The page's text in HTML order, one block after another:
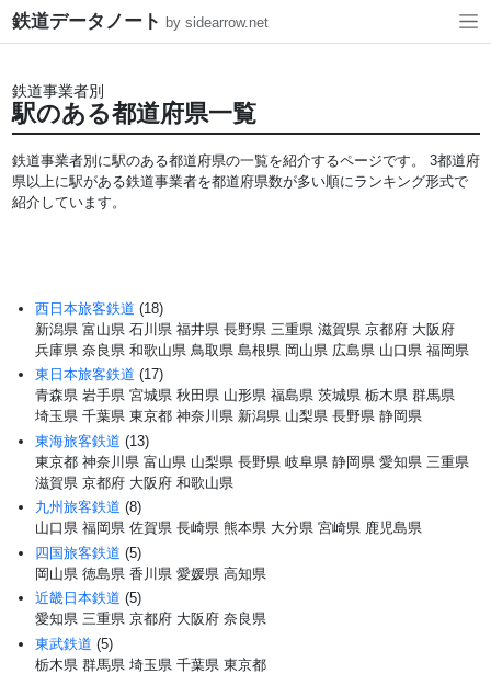
鉄道データノート by sidearrow.net
鉄道事業者別
駅のある都道府県一覧
鉄道事業者別に駅のある都道府県の一覧を紹介するページです。 3都道府
県以上に駅がある鉄道事業者を都道府県数が多い順にランキング形式で
紹介しています。
西日本旅客鉄道 (18)
新潟県 富山県 石川県 福井県 長野県 三重県 滋賀県 京都府 大阪府
兵庫県 奈良県 和歌山県 鳥取県 島根県 岡山県 広島県 山口県 福岡県
東日本旅客鉄道 (17)
青森県 岩手県 宮城県 秋田県 山形県 福島県 茨城県 栃木県 群馬県
埼玉県 千葉県 東京都 神奈川県 新潟県 山梨県 長野県 静岡県
東海旅客鉄道 (13)
東京都 神奈川県 富山県 山梨県 長野県 岐阜県 静岡県 愛知県 三重県
滋賀県 京都府 大阪府 和歌山県
九州旅客鉄道 (8)
山口県 福岡県 佐賀県 長崎県 熊本県 大分県 宮崎県 鹿児島県
四国旅客鉄道 (5)
岡山県 徳島県 香川県 愛媛県 高知県
近畿日本鉄道 (5)
愛知県 三重県 京都府 大阪府 奈良県
東武鉄道 (5)
栃木県 群馬県 埼玉県 千葉県 東京都